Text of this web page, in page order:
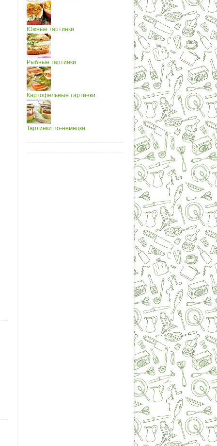
Южные тартинки
Рыбные тартинки
Картофельные тартинки
Тартинки по-немецки